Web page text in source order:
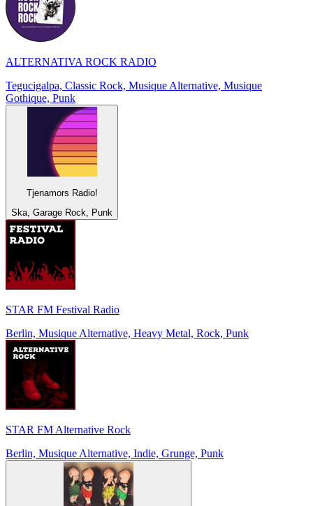
ALTERNATIVA ROCK RADIO
Tegucigalpa, Classic Rock, Musique Alternative, Musique
Gothique, Punk
Tjenamors Radio!
Ska, Garage Rock, Punk
STAR FM Festival Radio
Berlin, Musique Alternative, Heavy Metal, Rock, Punk
STAR FM Alternative Rock
Berlin, Musique Alternative, Indie, Grunge, Punk